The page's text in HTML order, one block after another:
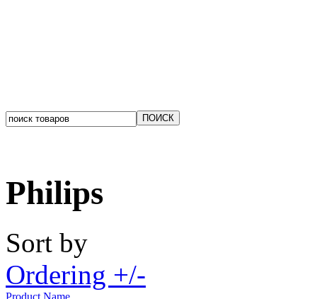
Philips
Sort by
Ordering +/-